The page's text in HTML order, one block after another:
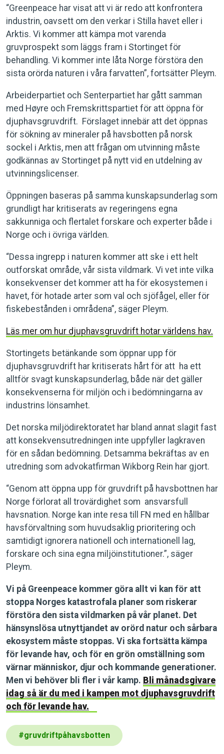
“Greenpeace har visat att vi är redo att konfrontera
industrin, oavsett om den verkar i Stilla havet eller i
Arktis. Vi kommer att kämpa mot varenda
gruvprospekt som läggs fram i Stortinget för
behandling. Vi kommer inte låta Norge förstöra den
sista orörda naturen i våra farvatten”, fortsätter Pleym.
Arbeiderpartiet och Senterpartiet har gått samman
med Høyre och Fremskrittspartiet för att öppna för
djuphavsgruvdrift. Förslaget innebär att det öppnas
för sökning av mineraler på havsbotten på norsk
sockel i Arktis, men att frågan om utvinning måste
godkännas av Stortinget på nytt vid en utdelning av
utvinningslicenser.
Öppningen baseras på samma kunskapsunderlag som
grundligt har kritiserats av regeringens egna
sakkunniga och flertalet forskare och experter både i
Norge och i övriga världen.
“Dessa ingrepp i naturen kommer att ske i ett helt
outforskat område, vår sista vildmark. Vi vet inte vilka
konsekvenser det kommer att ha för ekosystemen i
havet, för hotade arter som val och sjöfågel, eller för
fiskebestånden i områdena”, säger Pleym.
Läs mer om hur djuphavsgruvdrift hotar världens hav.
Stortingets betänkande som öppnar upp för
djuphavsgruvdrift har kritiserats hårt för att ha ett
alltför svagt kunskapsunderlag, både när det gäller
konsekvenserna för miljön och i bedömningarna av
industrins lönsamhet.
Det norska miljödirektoratet har bland annat slagit fast
att konsekvensutredningen inte uppfyller lagkraven
för en sådan bedömning. Detsamma bekräftas av en
utredning som advokatfirman Wikborg Rein har gjort.
“Genom att öppna upp för gruvdrift på havsbottnen har
Norge förlorat all trovärdighet som ansvarsfull
havsnation. Norge kan inte resa till FN med en hållbar
havsförvaltning som huvudsaklig prioritering och
samtidigt ignorera nationell och internationell lag,
forskare och sina egna miljöinstitutioner.”, säger
Pleym.
Vi på Greenpeace kommer göra allt vi kan för att
stoppa Norges katastrofala planer som riskerar
förstöra den sista vildmarken på vår planet. Det
hänsynslösa utnyttjandet av orörd natur och sårbara
ekosystem måste stoppas. Vi ska fortsätta kämpa
för levande hav, och för en grön omställning som
värnar människor, djur och kommande generationer.
Men vi behöver bli fler i vår kamp. Bli månadsgivare
idag så är du med i kampen mot djuphavsgruvdrift
och för levande hav.
#gruvdriftpåhavsbotten